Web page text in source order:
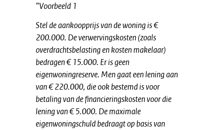
“Voorbeeld 1
Stel de aankoopprijs van de woning is €
200.000. De verwervingskosten (zoals
overdrachtsbelasting en kosten makelaar)
bedragen € 15.000. Er is geen
eigenwoningreserve. Men gaat een lening aan
van € 220.000, die ook bestemd is voor
betaling van de financieringskosten voor die
lening van € 5.000. De maximale
eigenwoningschuld bedraagt op basis van